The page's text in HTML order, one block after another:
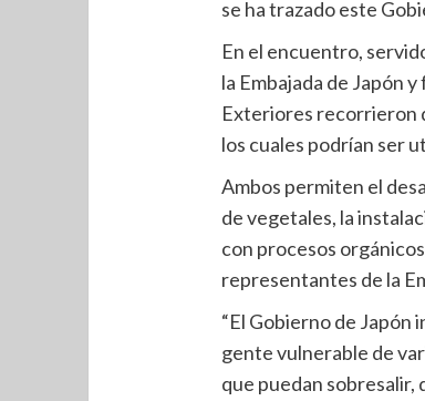
se ha trazado este
En el encuentro,
la Embajada de Japón
Exteriores recorrieron
los cuales podrían ser
Ambos permiten el
de vegetales, la
con procesos
representantes de la
“El Gobierno de Japón
gente vulnerable de
que puedan sobresalir,